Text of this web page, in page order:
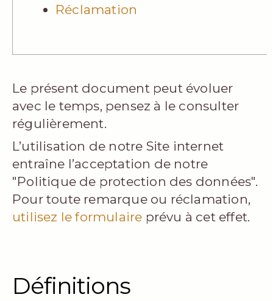
Réclamation
Le présent document peut évoluer
avec le temps, pensez à le consulter
régulièrement.
L’utilisation de notre Site internet
entraîne l’acceptation de notre
"Politique de protection des données".
Pour toute remarque ou réclamation,
utilisez le formulaire prévu à cet effet.
Définitions